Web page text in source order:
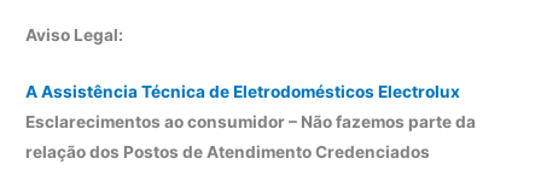
Aviso Legal:
A Assistência Técnica de Eletrodomésticos Electrolux
Esclarecimentos ao consumidor – Não fazemos parte da
relação dos Postos de Atendimento Credenciados